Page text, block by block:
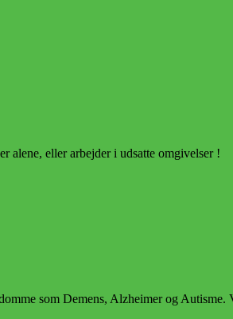
alene, eller arbejder i udsatte omgivelser !
som Demens, Alzheimer og